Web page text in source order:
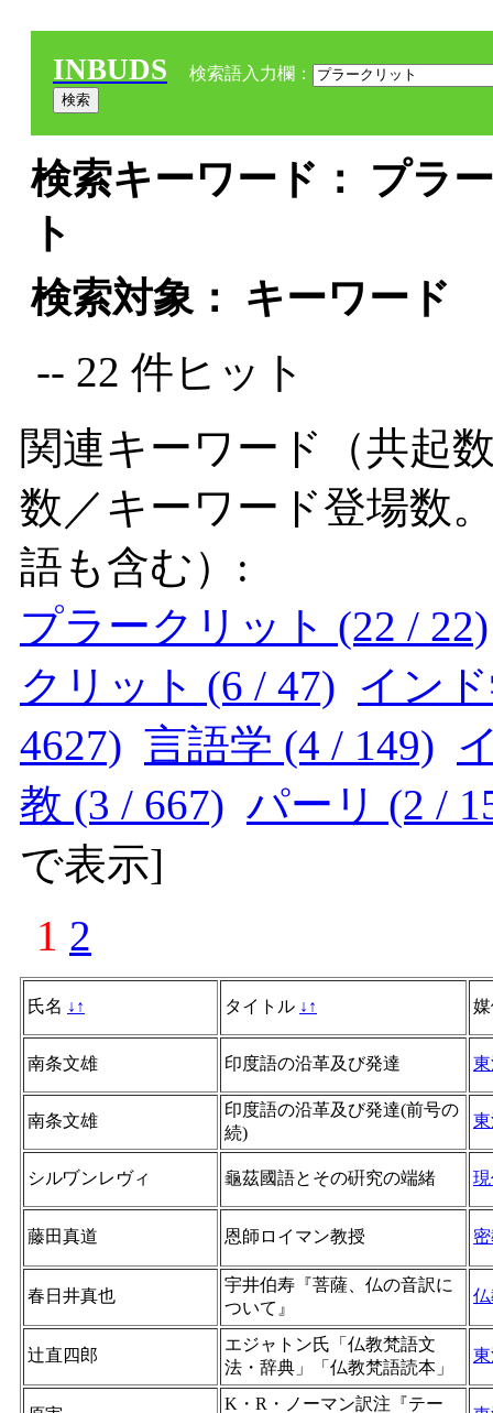
INBUDS 検索語入力欄：
検索キーワード： プラ
ト
検索対象： キーワード
-- 22 件ヒット
関連キーワード（共起
数／キーワード登場数
語も含む）:
プラークリット (22 / 22)
クリット (6 / 47) イン
4627) 言語学 (4 / 149)
教 (3 / 667) パーリ (2 /
で表示]
1 2
氏名 ↓ ↑ タイトル ↓ ↑
南条文雄 印度語の沿革及び発達
南条文雄
印度語の沿革及び発達(前号の
続)
シルヷンレヴィ 龜茲國語とその硏究の端緒
藤田真道 恩師ロイマン教授
春日井真也
宇井伯寿『菩薩、仏の音訳に
ついて』
辻直四郎
エジャトン氏「仏教梵語文
法・辞典」「仏教梵語読本」
K・R・ノーマン訳注『テー